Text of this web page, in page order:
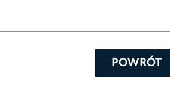
POWRÓT